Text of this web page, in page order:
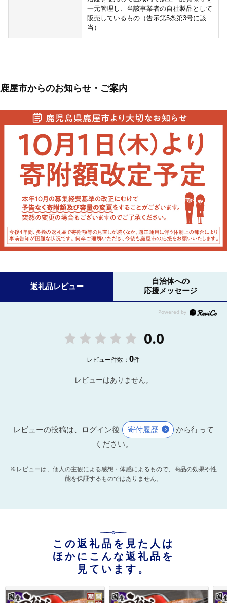
一元管理し、当該事業者の自社製品として
販売しているもの（告示第5条第3号に該
当）
鹿屋市からのお知らせ・ご案内
返礼品レビュー
自治体への
応援メッセージ
0.0
レビュー件数：0件
レビューはありません。
レビューの投稿は、ログイン後 寄付履歴
から行って
ください。
※レビューは、個人の主観による感想・体感によるもので、商品の効果や性
能を保証するものではありません。
この返礼品を見た人は
ほかにこんな返礼品を
見ています。